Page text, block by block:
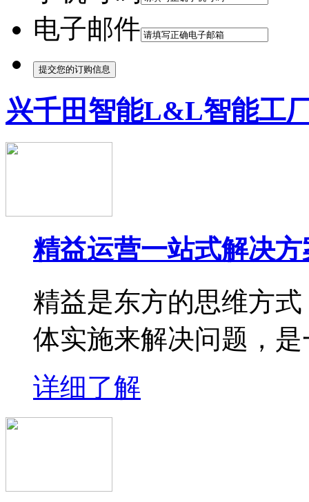
电子邮件
兴千田智能L&L智能工
精益运营一站式解决方
精益是东方的思维方
体实施来解决问题，
详细了解